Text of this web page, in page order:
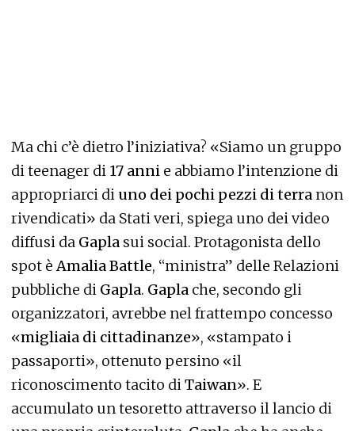
Ma chi c’è dietro l’iniziativa? «Siamo un gruppo
di teenager di 17 anni e abbiamo l’intenzione di
appropriarci di uno dei pochi pezzi di terra non
rivendicati» da Stati veri, spiega uno dei video
diffusi da Gapla sui social. Protagonista dello
spot èAmalia Battle, “ministra” delle Relazioni
pubbliche di Gapla. Gapla che, secondo gli
organizzatori, avrebbe nel frattempo concesso
«migliaia di cittadinanze», «stampato i
passaporti», ottenuto persino «il
riconoscimento tacito diTaiwan». E
accumulato un tesoretto attraverso il lancio di